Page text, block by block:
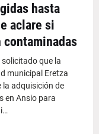
hasta
aclare si
contaminadas
solicitado que la
municipal Eretza
la adquisición de
en Ansio para